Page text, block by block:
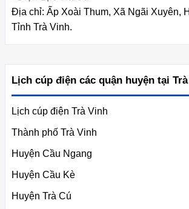
Địa chỉ: Ấp Xoài Thum, Xã Ngãi Xuyên,
Tỉnh Trà Vinh.
Lịch cúp điện các quận huyện tại
Lịch cúp điện Trà Vinh
Thành phố Trà Vinh
Huyện Cầu Ngang
Huyện Cầu Kè
Huyện Trà Cú